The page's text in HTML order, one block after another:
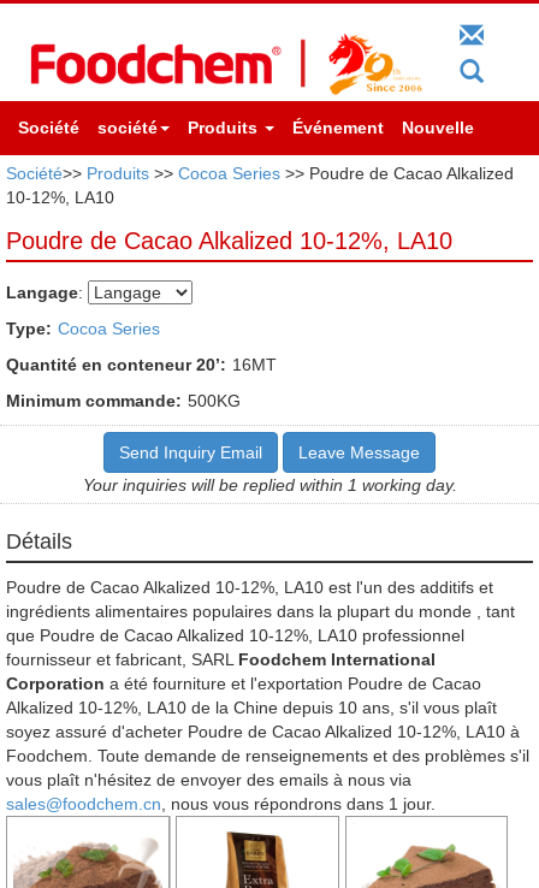
Société société Produits Événement Nouvelle
Société>> Produits >> Cocoa Series >> Poudre de Cacao Alkalized
10-12%, LA10
Poudre de Cacao Alkalized 10-12%, LA10
Langage:
Type: Cocoa Series
Quantité en conteneur 20’: 16MT
Minimum commande: 500KG
Send Inquiry Email
Leave Message
Your inquiries will be replied within 1 working day.
Détails
Poudre de Cacao Alkalized 10-12%, LA10 est l'un des additifs et
ingrédients alimentaires populaires dans la plupart du monde , tant
que Poudre de Cacao Alkalized 10-12%, LA10 professionnel
fournisseur et fabricant, SARL Foodchem International
Corporation a été fourniture et l'exportation Poudre de Cacao
Alkalized 10-12%, LA10 de la Chine depuis 10 ans, s'il vous plaît
soyez assuré d'acheter Poudre de Cacao Alkalized 10-12%, LA10 à
Foodchem. Toute demande de renseignements et des problèmes s'il
vous plaît n'hésitez de envoyer des emails à nous via
sales@foodchem.cn , nous vous répondrons dans 1 jour.